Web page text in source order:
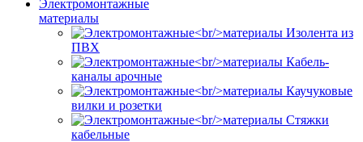
Электромонтажные
материалы
Изолента из
ПВХ
Кабель-
каналы арочные
Каучуковые
вилки и розетки
Стяжки
кабельные